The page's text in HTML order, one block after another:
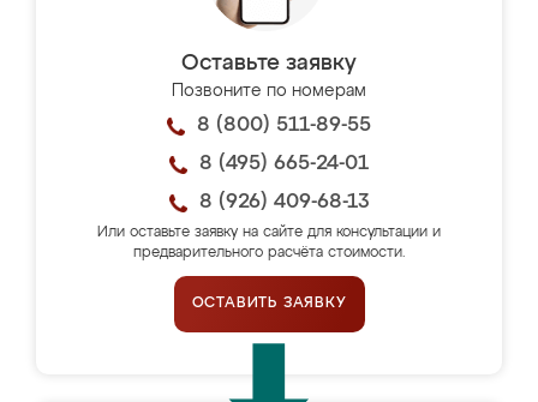
Оставьте заявку
Позвоните по номерам
8 (800) 511-89-55
8 (495) 665-24-01
8 (926) 409-68-13
Или оставьте заявку на сайте для консультации и
предварительного расчёта стоимости.
ОСТАВИТЬ ЗАЯВКУ